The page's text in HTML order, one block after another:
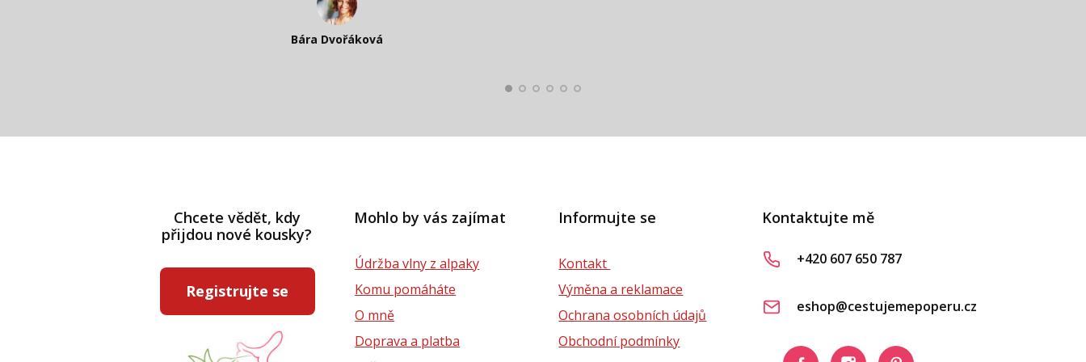
Bára Dvořáková
Kateřina Veleta Štěpánová
Katka Perháčová
Chcete vědět, kdy
přijdou nové kousky?
Registrujte se
Mohlo by vás zajímat
Údržba vlny z alpaky
Komu pomáháte
O mně
Doprava a platba
Informujte se
Kontakt
Výměna a reklamace
Ochrana osobních údajů
Obchodní podmínky
Kontaktujte mě
+420 607 650 787
eshop@cestujemepoperu.cz